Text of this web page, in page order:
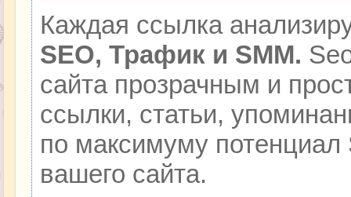
Каждая ссылка
SEO, Трафик и SMM.
сайта прозрачным и
ссылки, статьи,
по максимуму
вашего сайта.